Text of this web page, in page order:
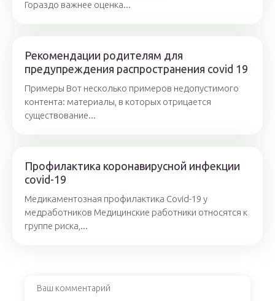
Гораздо важнее оценка...
Рекомендации родителям для
предупреждения распространения covid 19
Примеры Вот несколько примеров недопустимого
контента: материалы, в которых отрицается
существование...
Профилактика коронавирусной инфекции
covid-19
Медикаментозная профилактика Covid-19 у
медработников Медицинские работники относятся к
группе риска,...